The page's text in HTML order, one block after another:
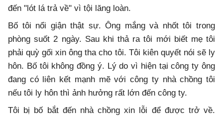
đến "lót lá trả về" vì tội lăng loàn.
Bố tôi nổi giận thật sự. Ông mắng và nhốt tôi trong
phòng suốt 2 ngày. Sau khi thả ra tôi mới biết mẹ tôi
phải quỳ gối xin ông tha cho tôi. Tôi kiên quyết nói sẽ ly
hôn. Bố tôi không đồng ý. Lý do vì hiện tại công ty ông
đang có liên kết mạnh mẽ với công ty nhà chồng tôi
nếu tôi ly hôn thì ảnh hưởng rất lớn đến công ty.
Tôi bị bố bắt đến nhà chồng xin lỗi để được trở về.